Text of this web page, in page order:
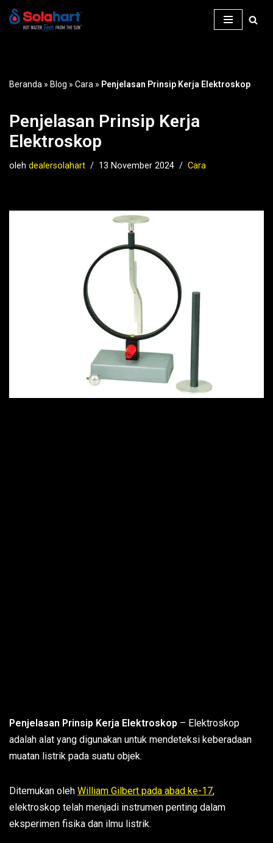
Beranda » Blog » Cara » Penjelasan Prinsip Kerja Elektroskop
Penjelasan Prinsip Kerja
Elektroskop
oleh dealersolahart 13 November 2024 Cara
Penjelasan Prinsip Kerja Elektroskop – Elektroskop
adalah alat yang digunakan untuk mendeteksi keberadaan
muatan listrik pada suatu objek.
Ditemukan oleh William Gilbert pada abad ke-17,
elektroskop telah menjadi instrumen penting dalam
eksperimen fisika dan ilmu listrik.